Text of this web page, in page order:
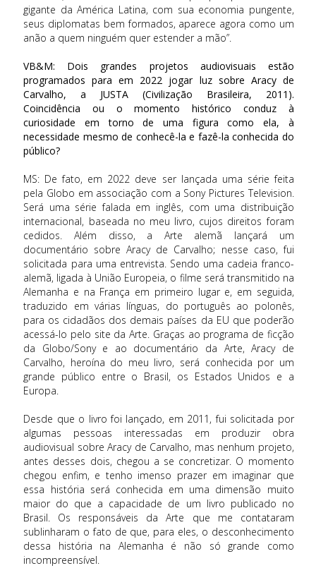
gigante da América Latina, com sua economia pungente,
seus diplomatas bem formados, aparece agora como um
anão a quem ninguém quer estender a mão”.
VB&M: Dois grandes projetos audiovisuais estão
programados para em 2022 jogar luz sobre Aracy de
Carvalho, a JUSTA (Civilização Brasileira, 2011).
Coincidência ou o momento histórico conduz à
curiosidade em torno de uma figura como ela, à
necessidade mesmo de conhecê-la e fazê-la conhecida do
público?
MS: De fato, em 2022 deve ser lançada uma série feita
pela Globo em associação com a Sony Pictures Television.
Será uma série falada em inglês, com uma distribuição
internacional, baseada no meu livro, cujos direitos foram
cedidos. Além disso, a Arte alemã lançará um
documentário sobre Aracy de Carvalho; nesse caso, fui
solicitada para uma entrevista. Sendo uma cadeia franco-
alemã, ligada à União Europeia, o filme será transmitido na
Alemanha e na França em primeiro lugar e, em seguida,
traduzido em várias línguas, do português ao polonês,
para os cidadãos dos demais países da EU que poderão
acessá-lo pelo site da Arte. Graças ao programa de ficção
da Globo/Sony e ao documentário da Arte, Aracy de
Carvalho, heroína do meu livro, será conhecida por um
grande público entre o Brasil, os Estados Unidos e a
Europa.
Desde que o livro foi lançado, em 2011, fui solicitada por
algumas pessoas interessadas em produzir obra
audiovisual sobre Aracy de Carvalho, mas nenhum projeto,
antes desses dois, chegou a se concretizar. O momento
chegou enfim, e tenho imenso prazer em imaginar que
essa história será conhecida em uma dimensão muito
maior do que a capacidade de um livro publicado no
Brasil. Os responsáveis da Arte que me contataram
sublinharam o fato de que, para eles, o desconhecimento
dessa história na Alemanha é não só grande como
incompreensível.